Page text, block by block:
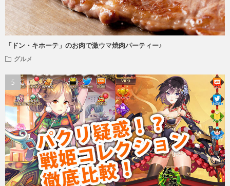
「ドン・キホーテ」のお肉で激ウマ焼肉パーティー♪
グルメ